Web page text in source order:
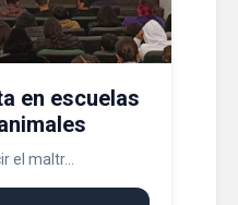
en escuelas
el maltr...